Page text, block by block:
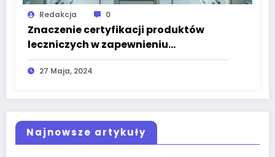
Redakcja 0
Znaczenie certyfikacji produktów
leczniczych w zapewnieniu
bezpieczeństwa i skuteczności
27 Maja, 2024
Najnowsze artykuły